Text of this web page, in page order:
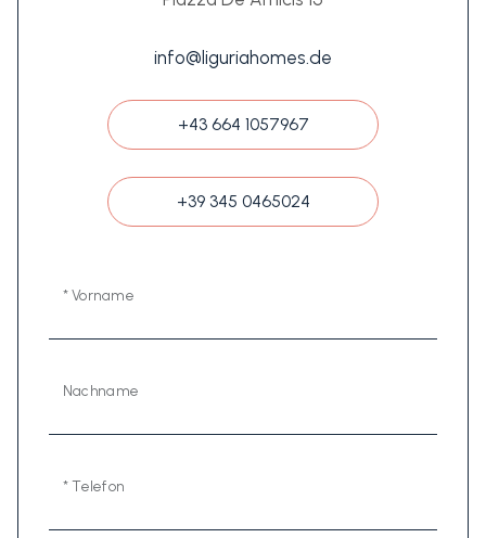
info@liguriahomes.de
+43 664 1057967
+39 345 0465024
* Vorname
Nachname
* Telefon